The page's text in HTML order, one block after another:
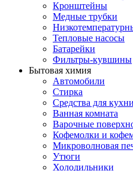
Кронштейны
Медные трубки
Тепловые насосы
Батарейки
Фильтры-кувшины
Бытовая химия
Автомобили
Стирка
Средства для кухни
Ванная комната
Варочные
Кофемолки и
Микроволновая
Утюги
Холодильники